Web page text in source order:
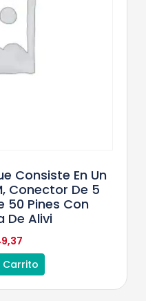
Consiste En Un
Conector De 5
50 Pines Con
De Alivi
Carrito